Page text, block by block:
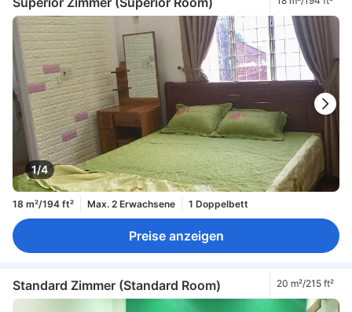
1/4
18 m²/194 ft² Max. 2 Erwachsene 1 Doppelbett
Preise anzeigen
Standard Zimmer (Standard Room) 20 m²/215 ft²